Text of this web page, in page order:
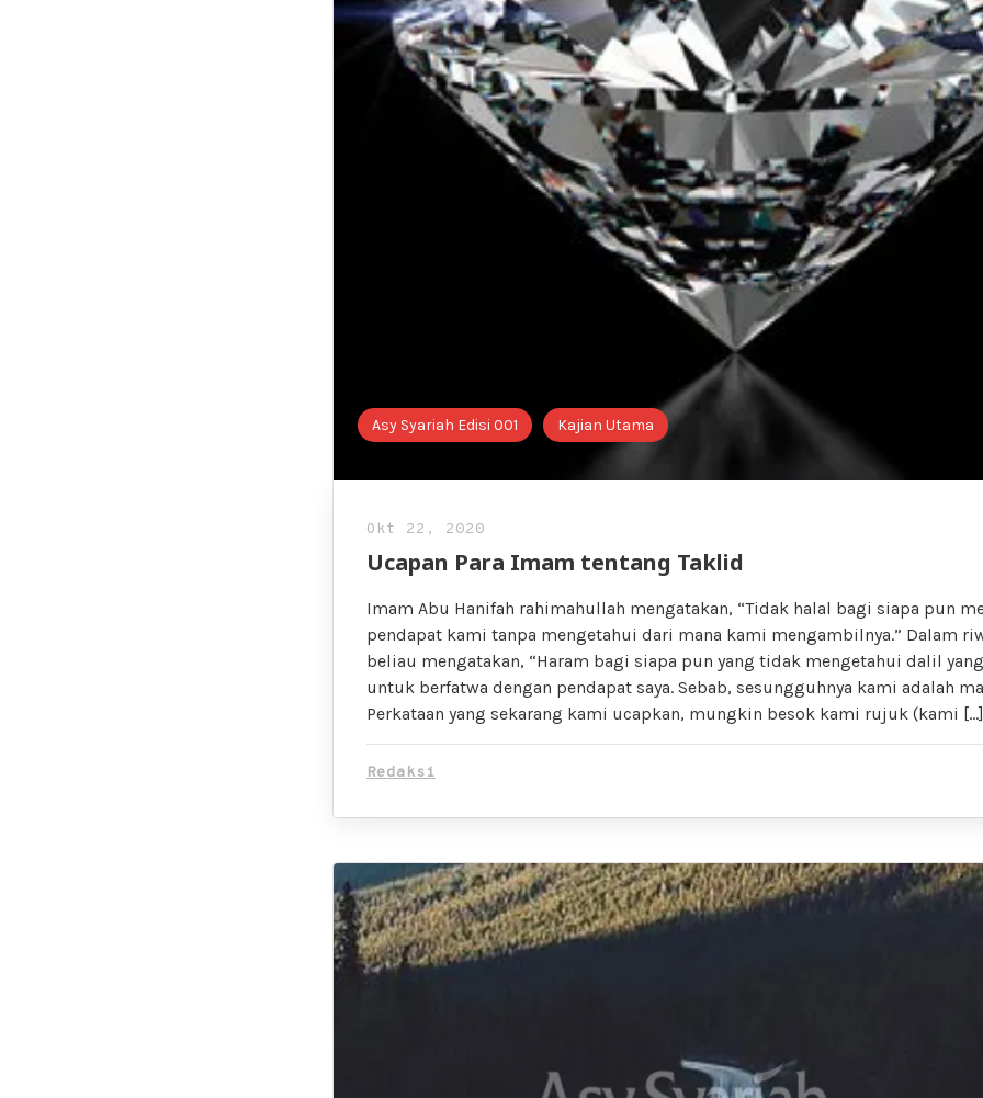
Asy Syariah Edisi 001 Kajian Utama
Okt 22, 2020
Ucapan Para Imam tentang Taklid
Imam Abu Hanifah rahimahullah mengatakan, “Tidak halal bagi siapa pun
pendapat kami tanpa mengetahui dari mana kami mengambilnya.” Dalam
beliau mengatakan, “Haram bagi siapa pun yang tidak mengetahui dalil
untuk berfatwa dengan pendapat saya. Sebab, sesungguhnya kami adalah
Perkataan yang sekarang kami ucapkan, mungkin besok kami rujuk (kami […]
Redaksi